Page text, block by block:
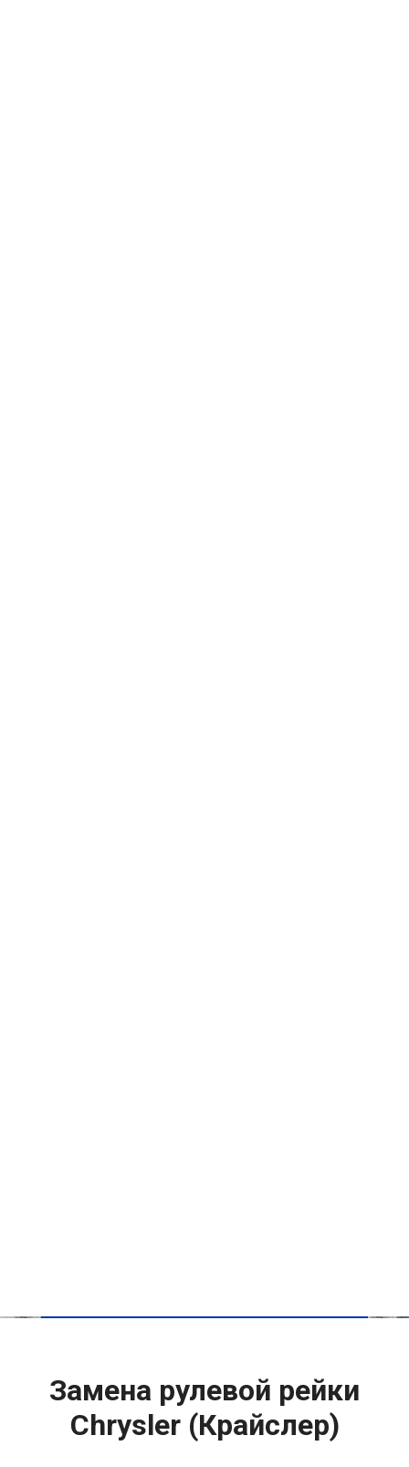
Замена рулевой рейки
Chrysler (Крайслер)